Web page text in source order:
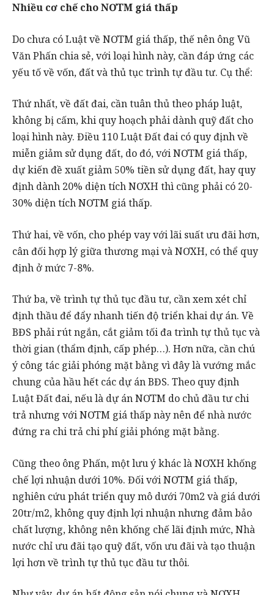
Nhiều cơ chế cho NƠTM giá thấp
Do chưa có Luật về NƠTM giá thấp, thế nên ông Vũ
Văn Phấn chia sẻ, với loại hình này, cần đáp ứng các
yếu tố về vốn, đất và thủ tục trình tự đầu tư. Cụ thể:
Thứ nhất, về đất đai, cần tuân thủ theo pháp luật,
không bị cấm, khi quy hoạch phải dành quỹ đất cho
loại hình này. Điều 110 Luật Đất đai có quy định về
miễn giảm sử dụng đất, do đó, với NƠTM giá thấp,
dự kiến đề xuất giảm 50% tiền sử dụng đất, hay quy
định dành 20% diện tích NƠXH thì cũng phải có 20-
30% diện tích NƠTM giá thấp.
Thứ hai, về vốn, cho phép vay với lãi suất ưu đãi hơn,
cân đối hợp lý giữa thương mại và NƠXH, có thể quy
định ở mức 7-8%.
Thứ ba, về trình tự thủ tục đầu tư, cần xem xét chỉ
định thầu để đẩy nhanh tiến độ triển khai dự án. Về
BĐS phải rút ngắn, cắt giảm tối đa trình tự thủ tục và
thời gian (thẩm định, cấp phép…). Hơn nữa, cần chú
ý công tác giải phóng mặt bằng vì đây là vướng mắc
chung của hầu hết các dự án BĐS. Theo quy định
Luật Đất đai, nếu là dự án NƠTM do chủ đầu tư chi
trả nhưng với NƠTM giá thấp này nên để nhà nước
đứng ra chi trả chi phí giải phóng mặt bằng.
Cũng theo ông Phấn, một lưu ý khác là NƠXH khống
chế lợi nhuận dưới 10%. Đối với NƠTM giá thấp,
nghiên cứu phát triển quy mô dưới 70m2 và giá dưới
20tr/m2, không quy định lợi nhuận nhưng đảm bảo
chất lượng, không nên khống chế lãi định mức, Nhà
nước chỉ ưu đãi tạo quỹ đất, vốn ưu đãi và tạo thuận
lợi hơn về trình tự thủ tục đầu tư thôi.